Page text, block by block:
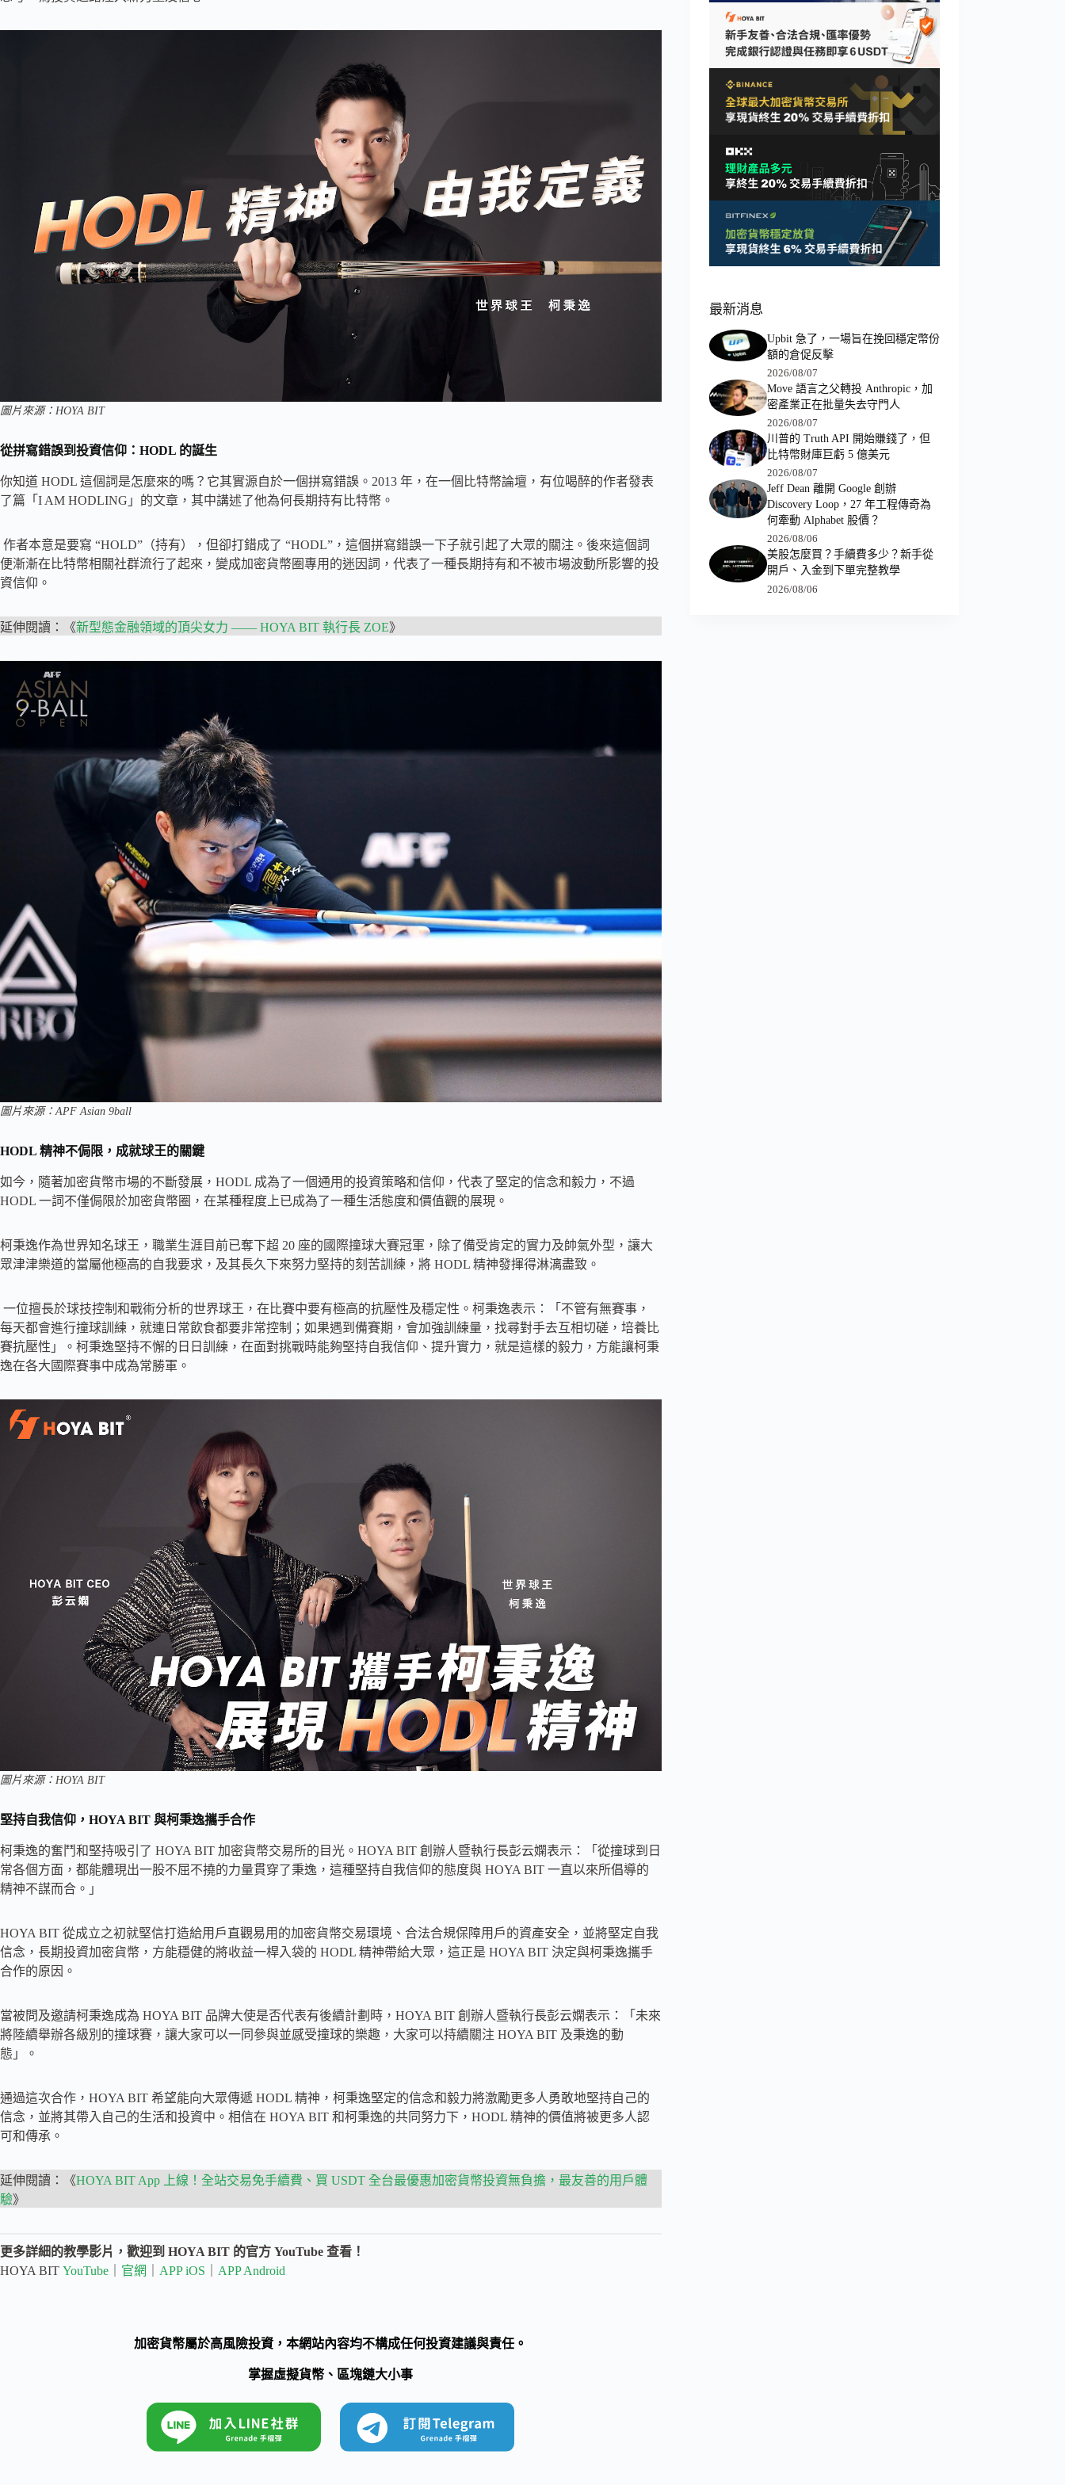
圖片來源：HOYA BIT
從拼寫錯誤到投資信仰：HODL 的誕生
你知道 HODL 這個詞是怎麼來的嗎？它其實源自於一個拼寫錯誤。2013 年，在一個比特幣論壇，有位喝醉的作者發表
了篇「I AM HODLING」的文章，其中講述了他為何長期持有比特幣。
作者本意是要寫 “HOLD”（持有），但卻打錯成了 “HODL”，這個拼寫錯誤一下子就引起了大眾的關注。後來這個詞
便漸漸在比特幣相關社群流行了起來，變成加密貨幣圈專用的迷因詞，代表了一種長期持有和不被市場波動所影響的投
資信仰。
延伸閱讀：《新型態金融領域的頂尖女力 —— HOYA BIT 執行長 ZOE》
圖片來源：APF Asian 9ball
HODL 精神不侷限，成就球王的關鍵
如今，隨著加密貨幣市場的不斷發展，HODL 成為了一個通用的投資策略和信仰，代表了堅定的信念和毅力，不過
HODL 一詞不僅侷限於加密貨幣圈，在某種程度上已成為了一種生活態度和價值觀的展現。
柯秉逸作為世界知名球王，職業生涯目前已奪下超 20 座的國際撞球大賽冠軍，除了備受肯定的實力及帥氣外型，讓大
眾津津樂道的當屬他極高的自我要求，及其長久下來努力堅持的刻苦訓練，將 HODL 精神發揮得淋漓盡致。
一位擅長於球技控制和戰術分析的世界球王，在比賽中要有極高的抗壓性及穩定性。柯秉逸表示：「不管有無賽事，
每天都會進行撞球訓練，就連日常飲食都要非常控制；如果遇到備賽期，會加強訓練量，找尋對手去互相切磋，培養比
賽抗壓性」。柯秉逸堅持不懈的日日訓練，在面對挑戰時能夠堅持自我信仰、提升實力，就是這樣的毅力，方能讓柯秉
逸在各大國際賽事中成為常勝軍。
圖片來源：HOYA BIT
堅持自我信仰，HOYA BIT 與柯秉逸攜手合作
柯秉逸的奮鬥和堅持吸引了 HOYA BIT 加密貨幣交易所的目光。HOYA BIT 創辦人暨執行長彭云嫻表示：「從撞球到日
常各個方面，都能體現出一股不屈不撓的力量貫穿了秉逸，這種堅持自我信仰的態度與 HOYA BIT 一直以來所倡導的
精神不謀而合。」
HOYA BIT 從成立之初就堅信打造給用戶直觀易用的加密貨幣交易環境、合法合規保障用戶的資產安全，並將堅定自我
信念，長期投資加密貨幣，方能穩健的將收益一桿入袋的 HODL 精神帶給大眾，這正是 HOYA BIT 決定與柯秉逸攜手
合作的原因。
當被問及邀請柯秉逸成為 HOYA BIT 品牌大使是否代表有後續計劃時，HOYA BIT 創辦人暨執行長彭云嫻表示：「未來
將陸續舉辦各級別的撞球賽，讓大家可以一同參與並感受撞球的樂趣，大家可以持續關注 HOYA BIT 及秉逸的動
態」。
通過這次合作，HOYA BIT 希望能向大眾傳遞 HODL 精神，柯秉逸堅定的信念和毅力將激勵更多人勇敢地堅持自己的
信念，並將其帶入自己的生活和投資中。相信在 HOYA BIT 和柯秉逸的共同努力下，HODL 精神的價值將被更多人認
可和傳承。
延伸閱讀：《HOYA BIT App 上線！全站交易免手續費、買 USDT 全台最優惠加密貨幣投資無負擔，最友善的用戶體
驗》
更多詳細的教學影片，歡迎到 HOYA BIT 的官方 YouTube 查看！
HOYA BIT YouTube 官網 APP iOS APP Android
加密貨幣屬於高風險投資，本網站內容均不構成任何投資建議與責任。
掌握虛擬貨幣、區塊鏈大小事
最新消息
Upbit 急了，一場旨在挽回穩定幣份
額的倉促反擊
2026/08/07
Move 語言之父轉投 Anthropic，加
密產業正在批量失去守門人
2026/08/07
川普的 Truth API 開始賺錢了，但
比特幣財庫巨虧 5 億美元
2026/08/07
Jeff Dean 離開 Google 創辦
Discovery Loop，27 年工程傳奇為
何牽動 Alphabet 股價？
2026/08/06
美股怎麼買？手續費多少？新手從
開戶、入金到下單完整教學
2026/08/06